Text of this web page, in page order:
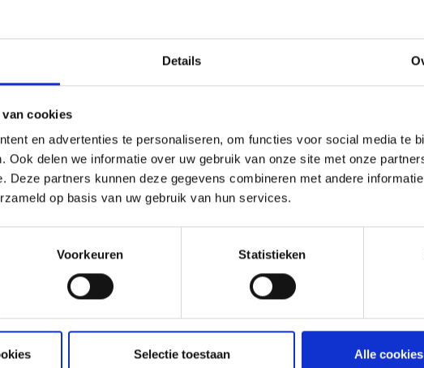
Details
cookies
en advertenties te personaliseren, om functies voor social media te
Ook delen we informatie over uw gebruik van onze site met onze
Deze partners kunnen deze gegevens combineren met andere
op basis van uw gebruik van hun services.
Voorkeuren Statistieken
Selectie toestaan Alle
alle betreffende IPID fiches raaplegen (
)
afgesloten voor een periode van één jaar en wordt elk
op deze website is onderworpen aan de regels van
beperkingen en voorwaarden die van toepassing
verzekering af te sluiten, adviseren wij u kennis te
product en de
op deze site of via uw verzekeringstussenpersoon.
inzake verzekeringen.
advies